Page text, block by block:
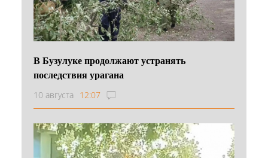
В Бузулуке продолжают устранять
последствия урагана
10 августа 12:07